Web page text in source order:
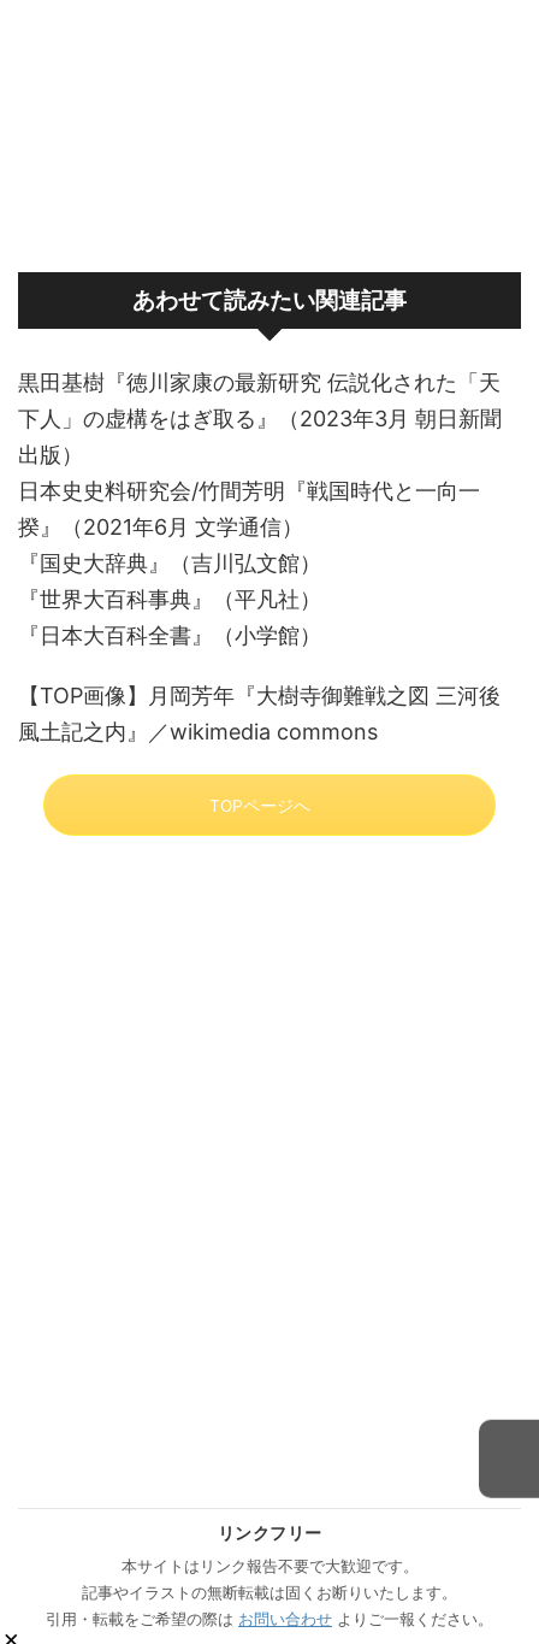
あわせて読みたい関連記事
黒田基樹『徳川家康の最新研究 伝説化された「天
下人」の虚構をはぎ取る』（2023年3月 朝日新聞
出版）
日本史史料研究会/竹間芳明『戦国時代と一向一
揆』（2021年6月 文学通信）
『国史大辞典』（吉川弘文館）
『世界大百科事典』（平凡社）
『日本大百科全書』（小学館）
【TOP画像】月岡芳年『大樹寺御難戦之図 三河後
風土記之内』／wikimedia commons
TOPページへ
リンクフリー
本サイトはリンク報告不要で大歓迎です。
記事やイラストの無断転載は固くお断りいたします。
引用・転載をご希望の際は お問い合わせ よりご一報ください。